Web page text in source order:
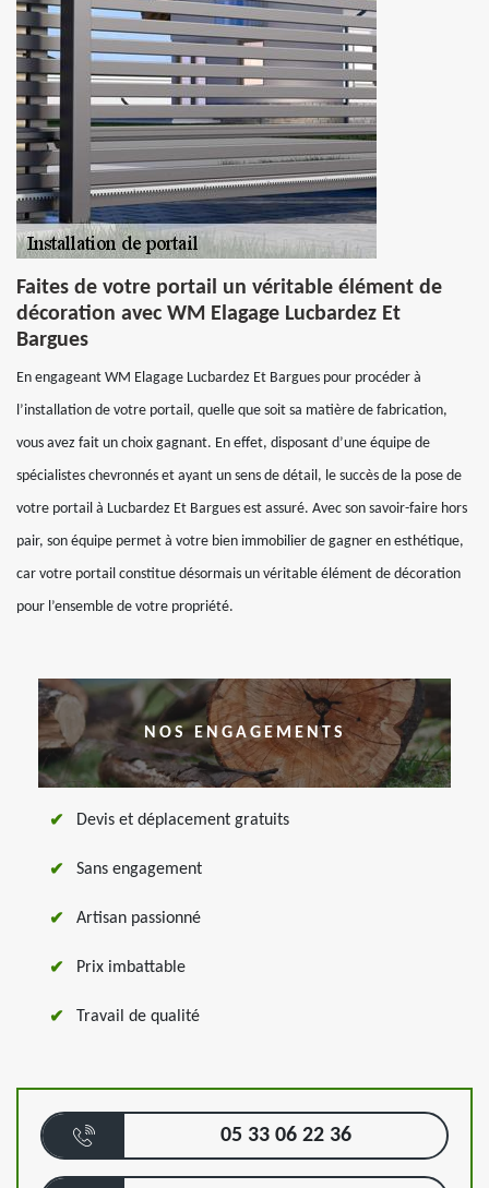
Faites de votre portail un véritable élément de
décoration avec WM Elagage Lucbardez Et
Bargues
En engageant WM Elagage Lucbardez Et Bargues pour procéder à
l’installation de votre portail, quelle que soit sa matière de fabrication,
vous avez fait un choix gagnant. En effet, disposant d’une équipe de
spécialistes chevronnés et ayant un sens de détail, le succès de la pose de
votre portail à Lucbardez Et Bargues est assuré. Avec son savoir-faire hors
pair, son équipe permet à votre bien immobilier de gagner en esthétique,
car votre portail constitue désormais un véritable élément de décoration
pour l’ensemble de votre propriété.
NOS ENGAGEMENTS
Devis et déplacement gratuits
Sans engagement
Artisan passionné
Prix imbattable
Travail de qualité
05 33 06 22 36